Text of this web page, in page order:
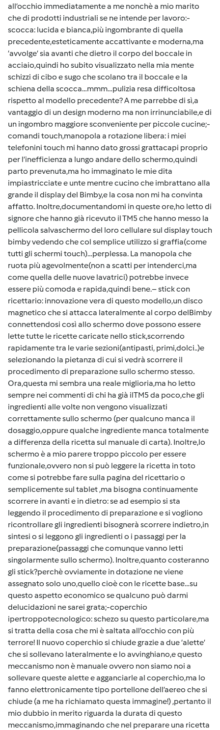
all’occhio immediatamente a me nonchè a mio marito
che di prodotti industriali se ne intende per lavoro:-
scocca: lucida e bianca,più ingombrante di quella
precedente,esteticamente accattivante e moderna,ma
‘avvolge’ sia avanti che dietro il corpo del boccale in
acciaio,quindi ho subito visualizzato nella mia mente
schizzi di cibo e sugo che scolano tra il boccale e la
schiena della scocca…mmm…pulizia resa difficoltosa
rispetto al modello precedente? A me parrebbe di sì,a
vantaggio di un design moderno ma non irrinunciabile,e di
un ingombro maggiore sconveniente per piccole cucine;-
comandi touch,manopola a rotazione libera: i miei
telefonini touch mi hanno dato grossi grattacapi proprio
per l’inefficienza a lungo andare dello schermo,quindi
parto prevenuta,ma ho immaginato le mie dita
impiastricciate e unte mentre cucino che imbrattano alla
grande il display del Bimby,e la cosa non mi ha convinta
affatto. Inoltre,documentandomi in queste ore,ho letto di
signore che hanno già ricevuto il TM5 che hanno messo la
pellicola salvaschermo del loro cellulare sul display touch
bimby vedendo che col semplice utilizzo si graffia(come
tutti gli schermi touch)…perplessa. La manopola che
ruota più agevolmente(non a scatti per intenderci,ma
come quella delle nuove lavatrici) potrebbe invece
essere più comoda e rapida,quindi bene.– stick con
ricettario: innovazione vera di questo modello,un disco
magnetico che si attacca lateralmente al corpo delBimby
connettendosi così allo schermo dove possono essere
lette tutte le ricette caricate nello stick,scorrendo
rapidamente tra le varie sezioni(antipasti, primi,dolci..)e
selezionando la pietanza di cui si vedrà scorrere il
procedimento di preparazione sullo schermo stesso.
Ora,questa mi sembra una reale miglioria,ma ho letto
sempre nei commenti di chi ha già ilTM5 da poco,che gli
ingredienti alle volte non vengono visualizzati
correttamente sullo schermo (per qualcuno manca il
dosaggio,oppure qualche ingrediente manca totalmente
a differenza della ricetta sul manuale di carta). Inoltre,lo
schermo è a mio parere troppo piccolo per essere
funzionale,ovvero non si può leggere la ricetta in toto
come si potrebbe fare sulla pagina del ricettario o
semplicemente sul tablet ,ma bisogna continuamente
scorrere in avanti e in dietro: se ad esempio si sta
leggendo il procedimento di preparazione e si vogliono
ricontrollare gli ingredienti bisognerà scorrere indietro,in
sintesi o si leggono gli ingredienti o i passaggi per la
preparazione(passaggi che comunque vanno letti
singolarmente sullo schermo). Inoltre,quanto costeranno
gli stick?perchè ovviamente in dotazione ne viene
assegnato solo uno,quello cioè con le ricette base…su
questo aspetto economico se qualcuno può darmi
delucidazioni ne sarei grata;-coperchio
ipertroppotecnologico: schezo su questo particolare,ma
si tratta della cosa che mi è saltata all’occhio con più
terrore! Il nuovo coperchio si chiude grazie a due ‘alette’
che si sollevano lateralmente e lo avvinghiano,e questo
meccanismo non è manuale ovvero non siamo noi a
sollevare queste alette e agganciarle al coperchio,ma lo
fanno elettronicamente tipo portellone dell’aereo che si
chiude (a me ha richiamato questa immagine!) ,pertanto il
mio dubbio in merito riguarda la durata di questo
meccanismo,immaginando che nel preparare una ricetta